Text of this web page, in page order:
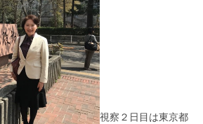
視察２日目は東京都